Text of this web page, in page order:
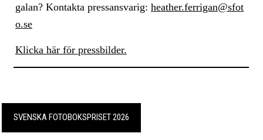
galan? Kontakta pressansvarig: heather.ferrigan@sfot
o.se
Klicka här för pressbilder.
SVENSKA FOTOBOKSPRISET 2026